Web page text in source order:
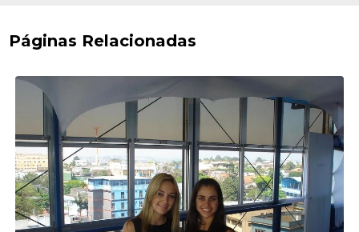
Páginas Relacionadas